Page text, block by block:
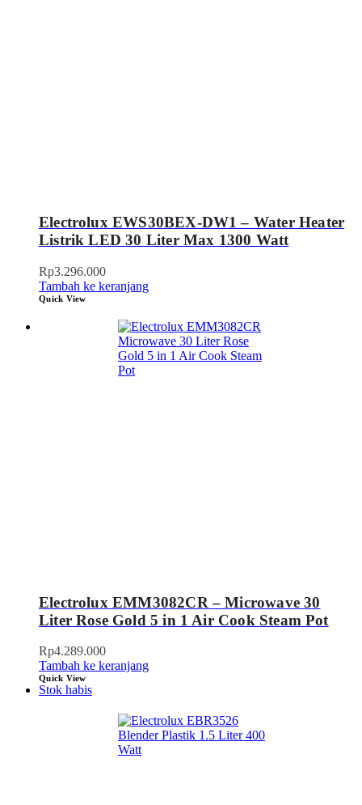
Electrolux EWS30BEX-DW1 – Water Heater
Listrik LED 30 Liter Max 1300 Watt
Rp3.296.000
Tambah ke keranjang
Quick View
Electrolux EMM3082CR – Microwave 30
Liter Rose Gold 5 in 1 Air Cook Steam Pot
Rp4.289.000
Tambah ke keranjang
Quick View
Stok habis